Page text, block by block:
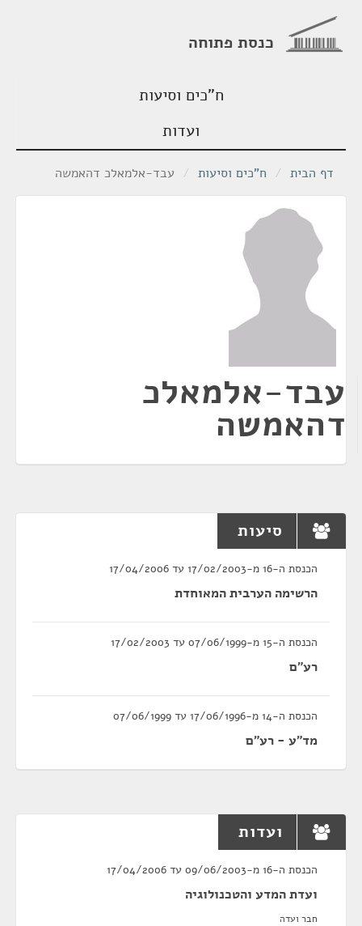
כנסת פתוחה
ח"כים וסיעות
ועדות
דף הבית / ח"כים וסיעות / עבד-אלמאלכ דהאמשה
עבד-אלמאלכ
דהאמשה
סיעות
הכנסת ה-16 מ-17/02/2003 עד 17/04/2006
הרשימה הערבית המאוחדת
הכנסת ה-15 מ-07/06/1999 עד 17/02/2003
רע"ם
הכנסת ה-14 מ-17/06/1996 עד 07/06/1999
מד"ע - רע"ם
ועדות
הכנסת ה-16 מ-09/06/2003 עד 17/04/2006
ועדת המדע והטכנולוגיה
חבר ועדה